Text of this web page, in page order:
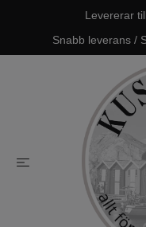
Levererar
Snabb leverans /